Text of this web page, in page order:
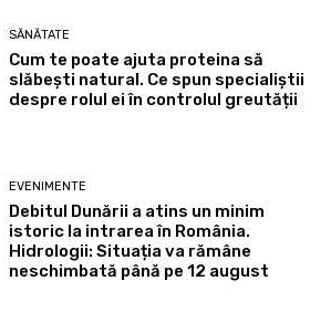
SĂNĂTATE
Cum te poate ajuta proteina să
slăbești natural. Ce spun specialiștii
despre rolul ei în controlul greutății
EVENIMENTE
Debitul Dunării a atins un minim
istoric la intrarea în România.
Hidrologii: Situația va rămâne
neschimbată până pe 12 august